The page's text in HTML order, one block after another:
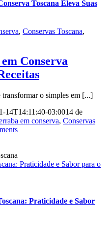
Toscana Eleva Suas
, Conservas Toscana,
Conserva
transformar o simples em [...]
14T14:11:40-03:0014 de
em conserva, Conservas
Praticidade e Sabor para o
Praticidade e Sabor